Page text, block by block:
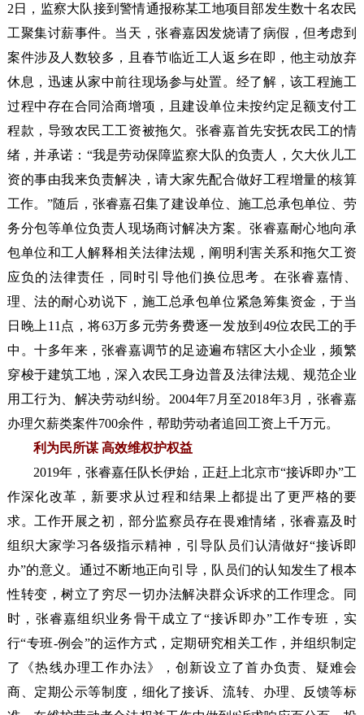
2日，监察大队接到警情通报称某工地项目部发生数十名农民
工聚集讨薪事件。当天，张睿嘉因发烧请了病假，但考虑到
案件涉及人数较多，且春节临近工人返乡在即，他主动放弃
休息，迅速从家中前往现场参与处置。经了解，该工程施工
过程中存在合同洽商增项，且建设单位未按约定足额支付工
程款，导致农民工工资被拖欠。张睿嘉首先安抚农民工的情
绪，并承诺：“我是劳动保障监察大队的负责人，欠大伙儿工
资的事由我来负责解决，请大家先配合做好工程增量的核算
工作。”随后，张睿嘉召集了建设单位、施工总承包单位、劳
务分包等单位负责人现场商讨解决方案。张睿嘉耐心地向承
包单位和工人解释相关法律法规，阐明利害关系和拖欠工资
应负的法律责任，同时引导他们换位思考。在张睿嘉情、
理、法的耐心劝说下，施工总承包单位紧急筹集资金，于当
日晚上11点，将63万多元劳务费逐一发放到49位农民工的手
中。十多年来，张睿嘉调节的足迹遍布辖区大小企业，频繁
穿梭于建筑工地，深入农民工身边普及法律法规、规范企业
用工行为、解决劳动纠纷。2004年7月至2018年3月，张睿嘉
办理欠薪类案件700余件，帮助劳动者追回工资上千万元。
利为民所谋 高效维权护权益
2019年，张睿嘉任队长伊始，正赶上北京市“接诉即办”工
作深化改革，新要求从过程和结果上都提出了更严格的要
求。工作开展之初，部分监察员存在畏难情绪，张睿嘉及时
组织大家学习各级指示精神，引导队员们认清做好“接诉即
办”的意义。通过不断地正向引导，队员们的认知发生了根本
性转变，树立了穷尽一切办法解决群众诉求的工作理念。同
时，张睿嘉组织业务骨干成立了“接诉即办”工作专班，实
行“专班-例会”的运作方式，定期研究相关工作，并组织制定
了《热线办理工作办法》，创新设立了首办负责、疑难会
商、定期公示等制度，细化了接诉、流转、办理、反馈等标